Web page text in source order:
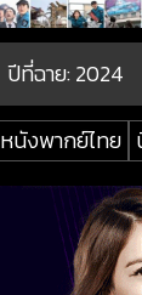
ปีที่ฉาย:2024
หนังพากย์ไทย